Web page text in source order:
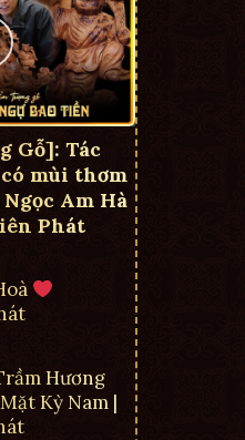
Gỗ]: Tác
mùi thơm
Am Hà
Phát
Hương
Kỳ Nam |